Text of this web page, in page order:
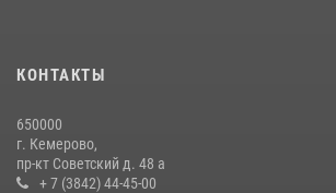
20 июля 2026, 08:52
гипермаркета товары на 13 тысяч рублей (ВИДЕО)
16 июля 2026, 06:43
КОНТАКТЫ
650000
г. Кемерово,
пр-кт Советский д. 48 а
+ 7 (3842) 44-45-00